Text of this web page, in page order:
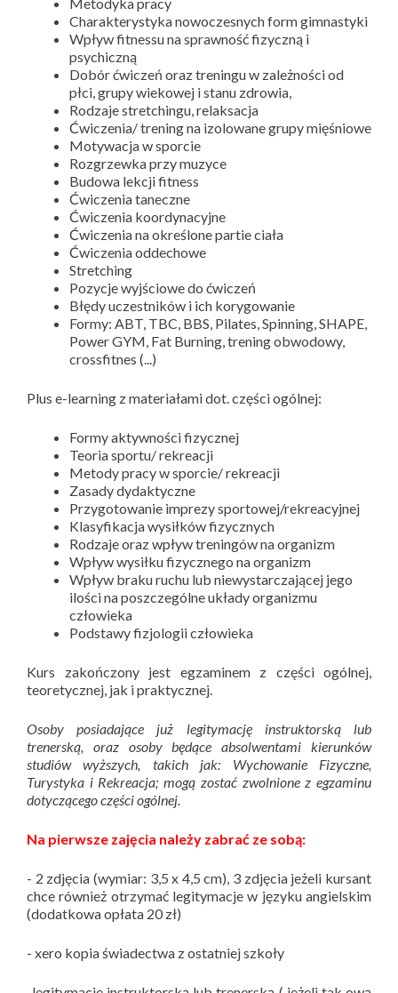
Charakterystyka nowoczesnych form gimnastyki
Wpływ fitnessu na sprawność fizyczną i
psychiczną
Dobór ćwiczeń oraz treningu w zależności od
płci, grupy wiekowej i stanu zdrowia,
Rodzaje stretchingu, relaksacja
Ćwiczenia/ trening na izolowane grupy mięśniowe
Motywacja w sporcie
Rozgrzewka przy muzyce
Budowa lekcji fitness
Ćwiczenia taneczne
Ćwiczenia koordynacyjne
Ćwiczenia na określone partie ciała
Ćwiczenia oddechowe
Stretching
Pozycje wyjściowe do ćwiczeń
Błędy uczestników i ich korygowanie
Formy: ABT, TBC, BBS, Pilates, Spinning, SHAPE,
Power GYM, Fat Burning, trening obwodowy,
crossfitnes (...)
Plus e-learning z materiałami dot. części ogólnej:
Formy aktywności fizycznej
Teoria sportu/ rekreacji
Metody pracy w sporcie/ rekreacji
Zasady dydaktyczne
Przygotowanie imprezy sportowej/rekreacyjnej
Klasyfikacja wysiłków fizycznych
Rodzaje oraz wpływ treningów na organizm
Wpływ wysiłku fizycznego na organizm
Wpływ braku ruchu lub niewystarczającej jego
ilości na poszczególne układy organizmu
człowieka
Podstawy fizjologii człowieka
Kurs zakończony jest egzaminem z części ogólnej,
teoretycznej, jak i praktycznej.
Osoby posiadające już legitymację instruktorską lub
trenerską, oraz osoby będące absolwentami kierunków
studiów wyższych, takich jak: Wychowanie Fizyczne,
Turystyka i Rekreacja; mogą zostać zwolnione z egzaminu
dotyczącego części ogólnej.
Na pierwsze zajęcia należy zabrać ze sobą:
- 2 zdjęcia (wymiar: 3,5 x 4,5 cm), 3 zdjęcia jeżeli kursant
chce również otrzymać legitymacje w języku angielskim
(dodatkowa opłata 20 zł)
- xero kopia świadectwa z ostatniej szkoły